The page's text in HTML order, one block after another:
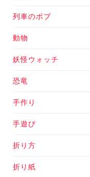
列車のボブ
動物
妖怪ウォッチ
恐竜
手作り
手遊び
折り方
折り紙